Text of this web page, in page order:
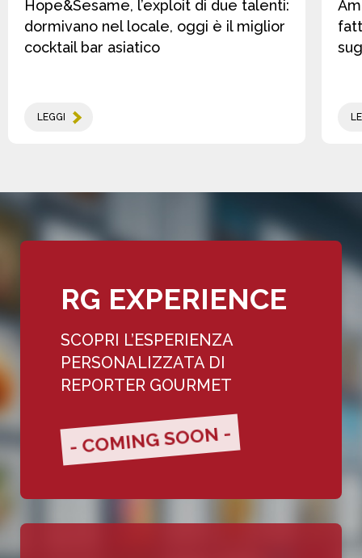
Hope&Sesame, l’exploit di due talenti:
dormivano nel locale, oggi è il miglior
cocktail bar asiatico
LEGGI
RG EXPERIENCE
SCOPRI L’ESPERIENZA
PERSONALIZZATA DI
REPORTER GOURMET
- COMING SOON -